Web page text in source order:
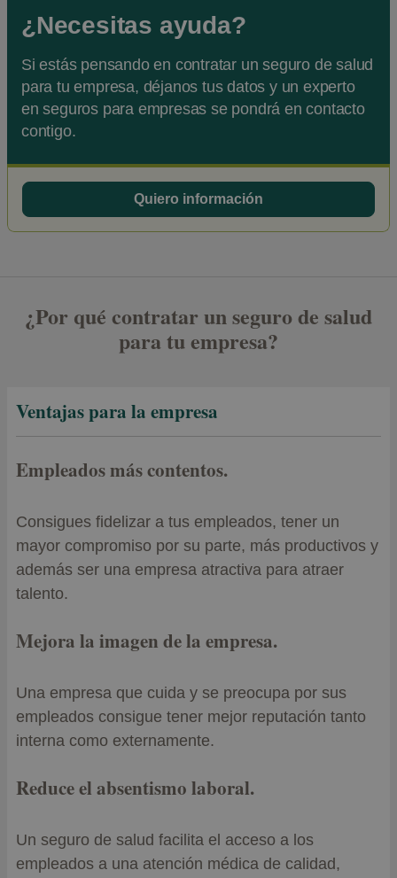
¿Necesitas ayuda?
Si estás pensando en contratar un seguro de salud
para tu empresa, déjanos tus datos y un experto
en seguros para empresas se pondrá en contacto
contigo.
Quiero información
¿Por qué contratar un seguro de salud
para tu empresa?
Ventajas para la empresa
Empleados más contentos.
Consigues fidelizar a tus empleados, tener un
mayor compromiso por su parte, más productivos y
además ser una empresa atractiva para atraer
talento.
Mejora la imagen de la empresa.
Una empresa que cuida y se preocupa por sus
empleados consigue tener mejor reputación tanto
interna como externamente.
Reduce el absentismo laboral.
Un seguro de salud facilita el acceso a los
empleados a una atención médica de calidad,